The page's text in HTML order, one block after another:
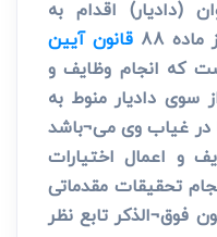
(دادیار) اقدام به
88
قانون آیین
است که انجام وظایف و
سوی دادیار منوط به
در غیاب وی می¬باشد
و اعمال اختیارات
تحقیقات مقدماتی
مذکور در ماده 92 قانون فوق¬الذکر تابع نظر